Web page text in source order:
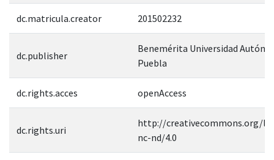
dc.matricula.creator 201502232
dc.publisher
Benemérita Universidad
Puebla
dc.rights.acces openAccess
dc.rights.uri
http://creativecommons.org/
nc-nd/4.0